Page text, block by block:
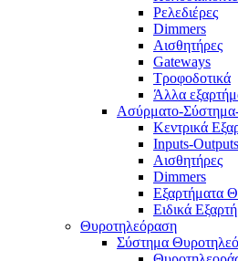
Ρελεδιέρες
Dimmers
Αισθητήρες
Gateways
Τροφοδοτικά
Άλλα
Ασύρματο-
Κεντρικά
Inputs-Outputs
Αισθητήρες
Dimmers
Εξαρτήματα
Ειδικά
Θυροτηλεόραση
Σύστημα